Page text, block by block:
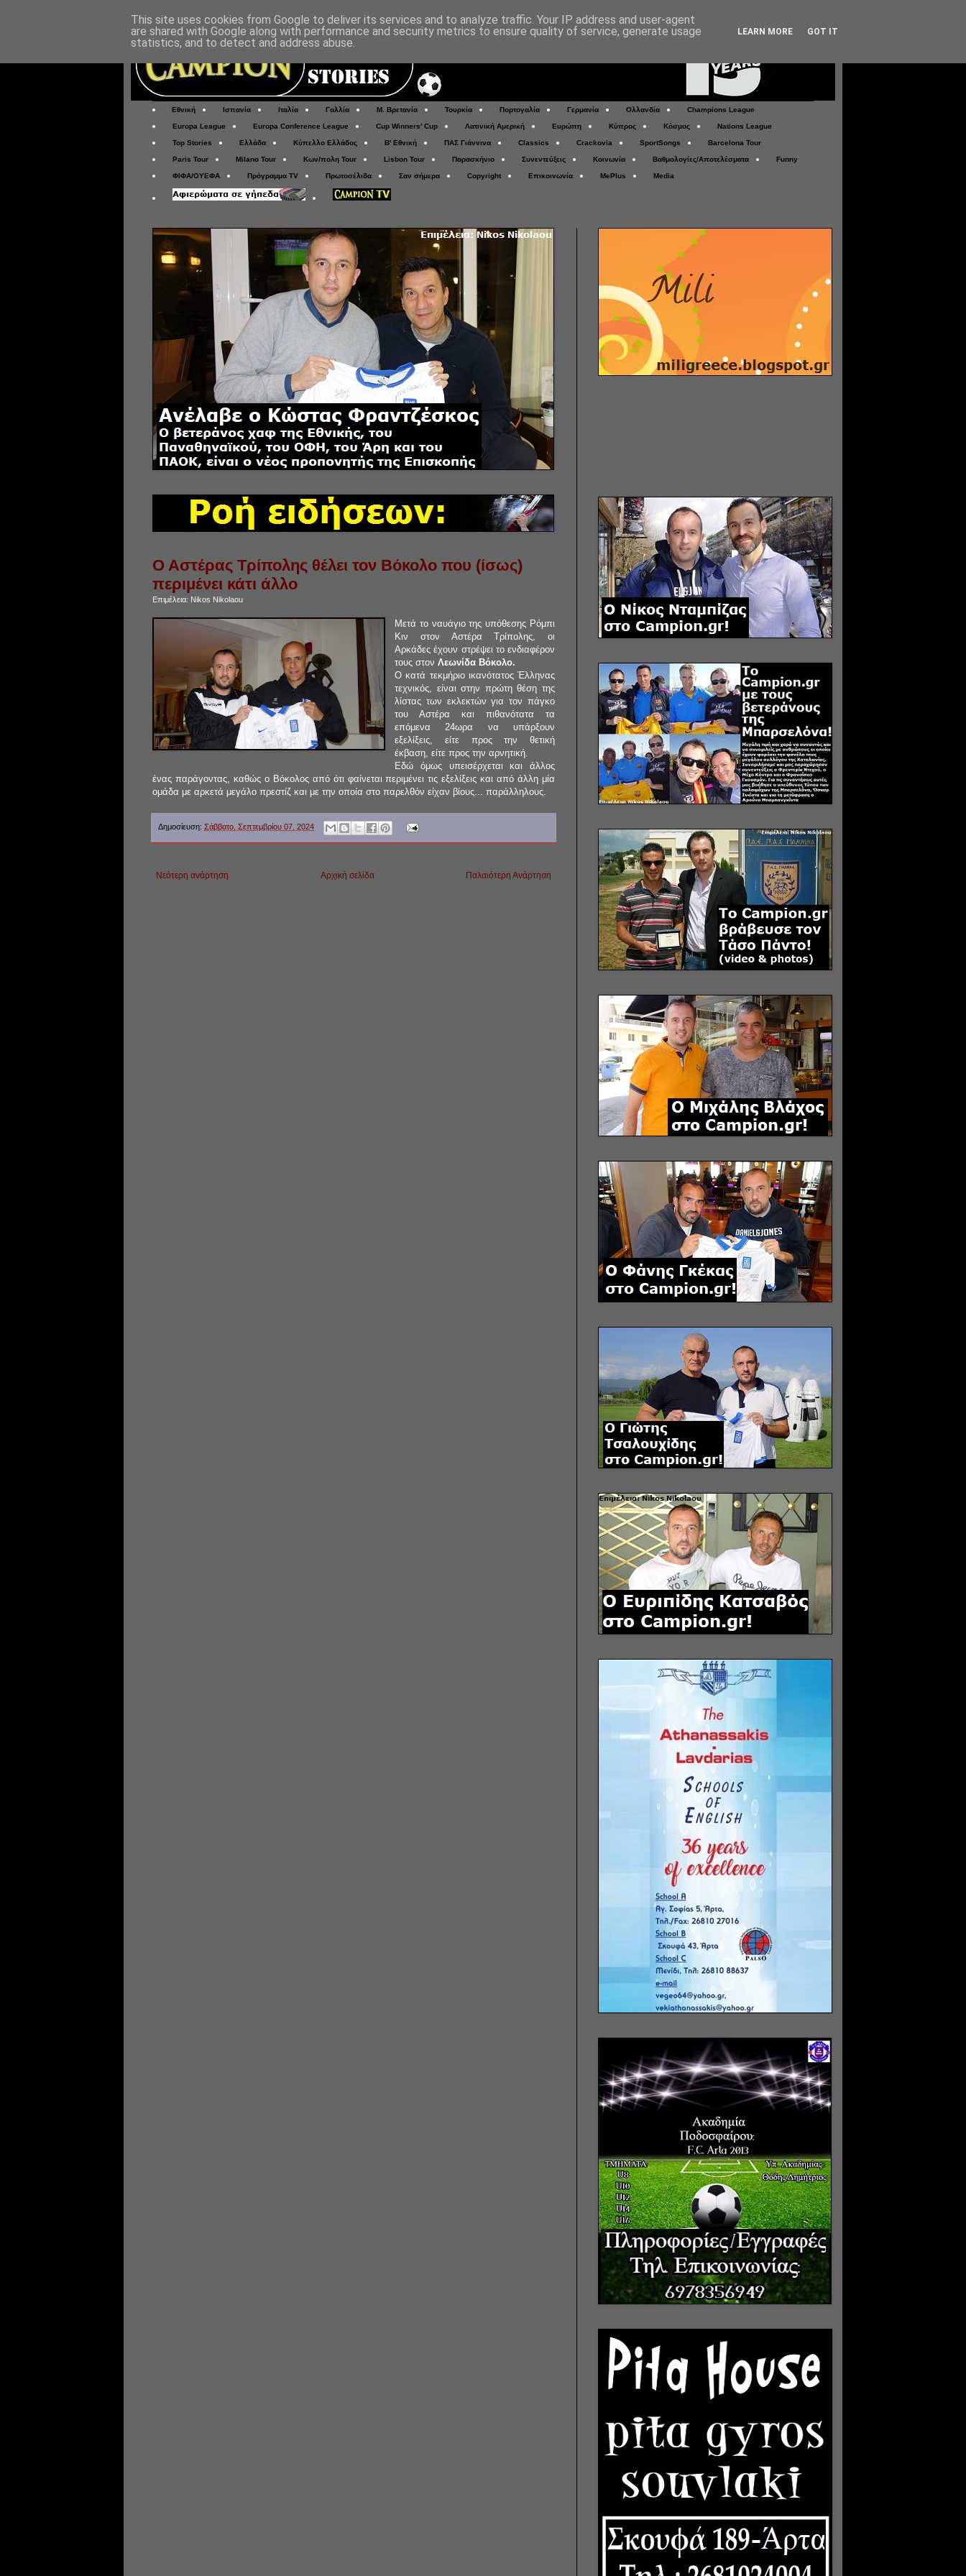
Εθνική Ισπανία Ιταλία Γαλλία Μ. Βρετανία Τουρκία Πορτογαλία Γερμανία Ολλανδία Champions League
Europa League Europa Conference League Cup Winners' Cup Λατινική Αμερική Ευρώπη Κύπρος Κόσμος Nations League
Top Stories Ελλάδα Κύπελλο Ελλάδος Β' Εθνική ΠΑΣ Γιάννινα Classics Crackovia SportSongs Barcelona Tour
Paris Tour Milano Tour Κων/πολη Tour Lisbon Tour Παρασκήνιο Συνεντεύξεις Κοινωνία Βαθμολογίες/Αποτελέσματα Funny
ΦΙΦΑ/ΟΥΕΦΑ Πρόγραμμα TV Πρωτοσέλιδα Σαν σήμερα Copyright Επικοινωνία MePlus Media
Ο Αστέρας Τρίπολης θέλει τον Βόκολο που (ίσως)
περιμένει κάτι άλλο
Επιμέλεια: Nikos Nikolaou
Μετά το ναυάγιο της υπόθεσης Ρόμπι
Κιν στον Αστέρα Τρίπολης, οι
Αρκάδες έχουν στρέψει το ενδιαφέρον
τους στονΛεωνίδα Βόκολο.
Ο κατά τεκμήριο ικανότατος Έλληνας
τεχνικός, είναι στην πρώτη θέση της
λίστας των εκλεκτών για τον πάγκο
του Αστέρα και πιθανότατα τα
επόμενα 24ωρα να υπάρξουν
εξελίξεις, είτε προς την θετική
έκβαση, είτε προς την αρνητική.
Εδώ όμως υπεισέρχεται και άλλος
ένας παράγοντας, καθώς ο Βόκολος από ότι φαίνεται περιμένει τις εξελίξεις και από άλλη μία
ομάδα με αρκετά μεγάλο πρεστίζ και με την οποία στο παρελθόν είχαν βίους... παράλληλους.
Δημοσίευση: Σάββατο, Σεπτεμβρίου 07, 2024
Νεότερη ανάρτηση Παλαιότερη Ανάρτηση
Αρχική σελίδα
This site uses cookies from Google to deliver its services and to analyze traffic. Your IP address and user-agent
are shared with Google along with performance and security metrics to ensure quality of service, generate usage
statistics, and to detect and address abuse.
LEARN MORE GOT IT